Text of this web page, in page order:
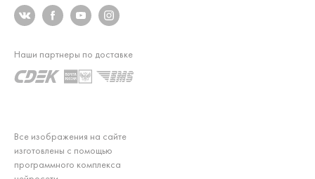
Все изображения на сайте
изготовлены с помощью
программного комплекса
Наши партнеры по доставке